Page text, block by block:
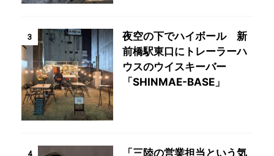
3
夜空の下でハイボール 新
前橋駅東口にトレーラーハ
ウスのウイスキーバー
「SHINMAE-BASE」
4 「三陸の営業担当という気